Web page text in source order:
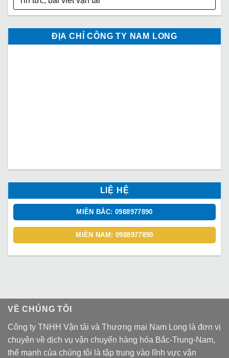
ĐỊA CHỈ CÔNG TY NAM LONG
LIỆ HỆ
MIỀN BẮC: 0988977890
MIỀN NAM: 0988977890
VỀ CHÚNG TÔI
Công ty TNHH Vận tải và Thương mại Nam Long là đơn vị
chuyên về dịch vụ vận chuyển hàng hóa Bắc-Trung-Nam,
thế mạnh của chúng tôi là tập trung vào lĩnh vực vận